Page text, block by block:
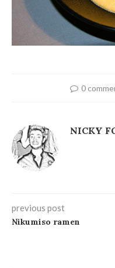
0
NICKY
previous post
Nikumiso ramen